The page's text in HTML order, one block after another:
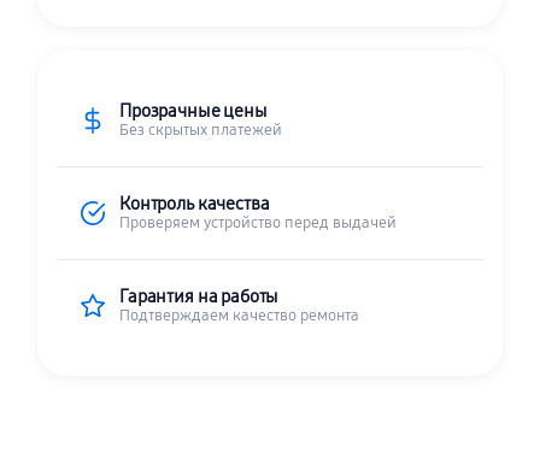
Прозрачные цены
Без скрытых платежей
Контроль качества
Проверяем устройство перед выдачей
Гарантия на работы
Подтверждаем качество ремонта